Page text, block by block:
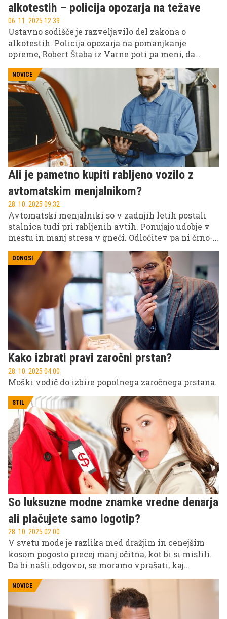
alkotestih – policija opozarja na težave
06. 11. 2025 12.39
Ustavno sodišče je razveljavilo del zakona o
alkotestih. Policija opozarja na pomanjkanje
opreme, Robert Štaba iz Varne poti pa meni, da
odločba ogroža prometno varnost in poziva k
ničelni toleranci do alkohola.
NOVICE
Ali je pametno kupiti rabljeno vozilo z
avtomatskim menjalnikom?
28. 10. 2025 09.32
Avtomatski menjalniki so v zadnjih letih postali
stalnica tudi pri rabljenih avtih. Ponujajo udobje v
mestu in manj stresa v gneči. Odločitev pa ni črno-
kako je bil servisiran in kako ga preveriš pred
nakupom.
ODNOSI
Kako izbrati pravi zaročni prstan?
28. 10. 2025 04.00
Moški vodič do izbire popolnega zaročnega prstana.
STIL
So luksuzne modne znamke vredne denarja
ali plačujete samo logotip?
28. 10. 2025 02.00
V svetu mode je razlika med dražjim in cenejšim
kosom pogosto precej manj očitna, kot bi si mislili.
Da bi našli odgovor, se moramo vprašati, kaj
za trajnost, udobje, kroj ali pa zgolj občutek?
NOVICE